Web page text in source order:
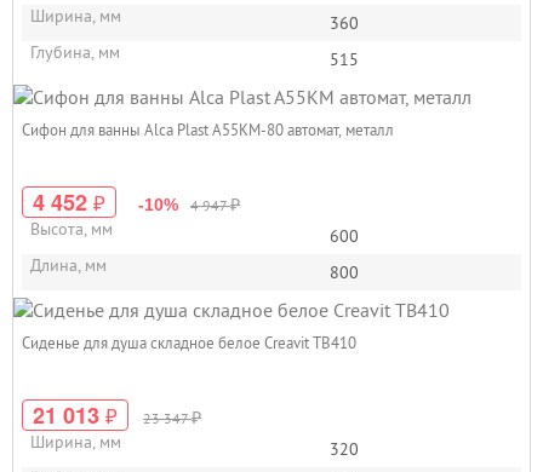
Ширина, мм
360
Глубина, мм
515
Сифон для ванны Alca Plast A55KM-80 автомат, металл
4 452 ₽ -10% 4 947₽
Высота, мм
600
Длина, мм
800
Сиденье для душа складное белое Creavit TB410
21 013 ₽ 23 347₽
Ширина, мм
320